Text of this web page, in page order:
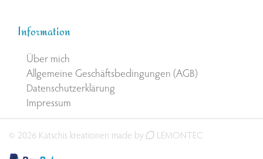
Information
Über mich
Allgemeine Geschäftsbedingungen (AGB)
Datenschutzerklärung
Impressum
© 2026 Katschis kreationen made by LEMONTEC